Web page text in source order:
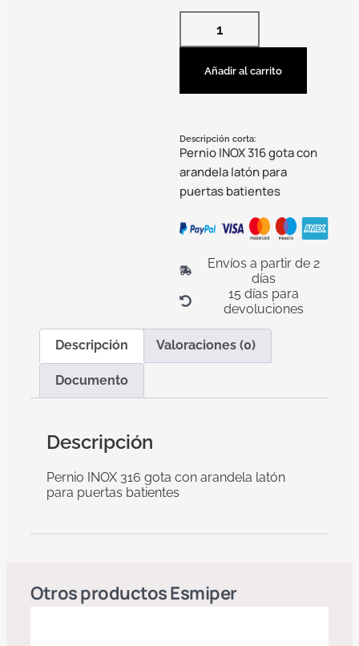
Añadir al carrito
Descripción corta:
Pernio INOX 316 gota con
arandela latón para
puertas batientes
Envíos a partir de 2
días
15 días para
devoluciones
Descripción Valoraciones (0)
Documento
Descripción
Pernio INOX 316 gota con arandela latón
para puertas batientes
Otros productosEsmiper